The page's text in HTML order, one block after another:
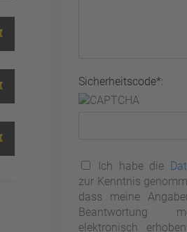
Sicherheitscode*:
Ich habe die
zur Kenntnis
dass meine
Beantwortung
elektronisch